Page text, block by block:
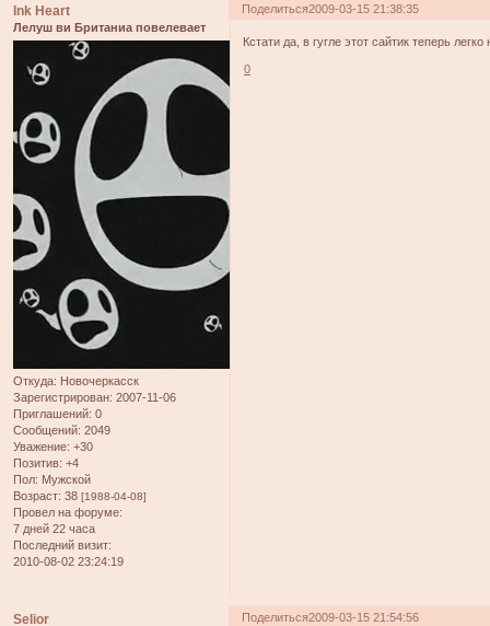
Поделиться2009-03-15 21:38:35
Ink Heart
Лелуш ви Британиа повелевает
Откуда: Новочеркасск
Зарегистрирован: 2007-11-06
Приглашений: 0
Сообщений: 2049
Уважение: +30
Позитив: +4
Пол: Мужской
Возраст: 38 [1988-04-08]
Провел на форуме:
7 дней 22 часа
Последний визит:
2010-08-02 23:24:19
Кстати да, в гугле этот сайтик теперь
0
Поделиться2009-03-15 21:54:56
Selior